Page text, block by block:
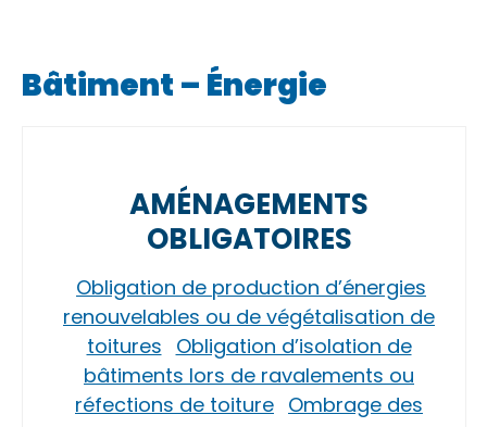
Bâtiment – Énergie
AMÉNAGEMENTS
OBLIGATOIRES
Obligation de production d’énergies
renouvelables ou de végétalisation de
toitures Obligation d’isolation de
bâtiments lors de ravalements ou
réfections de toiture Ombrage des